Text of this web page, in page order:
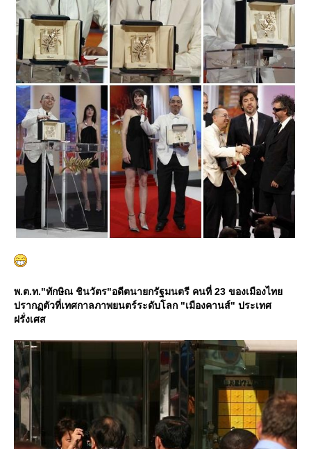
พ.ต.ท."ทักษิณ ชินวัตร"อดีตนายกรัฐมนตรี คนที่ 23 ของเมืองไท
ปรากฏตัวที่เทศกาลภาพยนตร์ระดับโลก "เมืองคานส์" ประเทศ
ฝรั่งเศส